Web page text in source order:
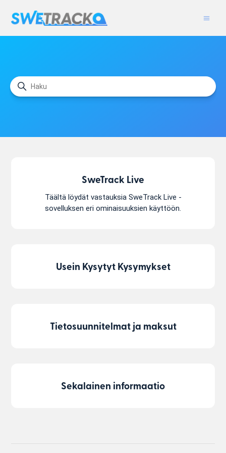
Hae
SweTrack Live
Täältä löydät vastauksia SweTrack Live -
sovelluksen eri ominaisuuksien käyttöön.
Usein Kysytyt Kysymykset
Tietosuunnitelmat ja maksut
Sekalainen informaatio